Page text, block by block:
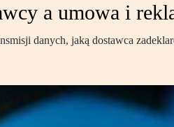
a umowa i
danych, jaką dostawca